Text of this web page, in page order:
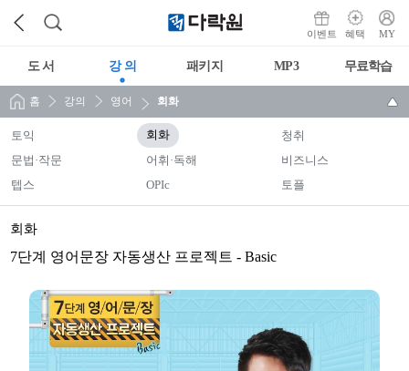
이벤트 혜택 MY
도 서 강 의 패키지 MP3 무료학습
홈 강의 영어 회화
토익 회화
청취
문법·작문
어휘·독해
비즈니스
텝스
OPIc 토플
회화
7단계 영어문장 자동생산 프로젝트 - Basic